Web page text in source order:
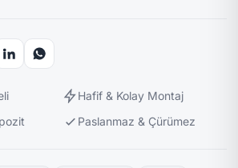
Hafif & Kolay Montaj
Paslanmaz & Çürümez